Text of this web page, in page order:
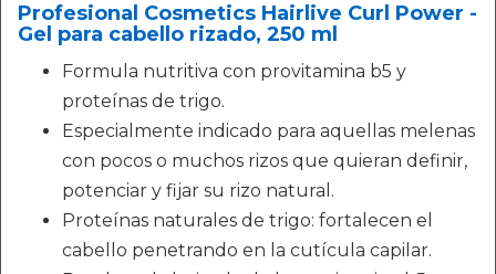
Profesional Cosmetics Hairlive Curl Power -
Gel para cabello rizado, 250 ml
Formula nutritiva con provitamina b5 y
proteínas de trigo.
Especialmente indicado para aquellas melenas
con pocos o muchos rizos que quieran definir,
potenciar y fijar su rizo natural.
Proteínas naturales de trigo: fortalecen el
cabello penetrando en la cutícula capilar.